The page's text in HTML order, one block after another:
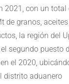
2021, con un
de granos,
la región del
segundo puesto
el 2020,
distrito aduanero